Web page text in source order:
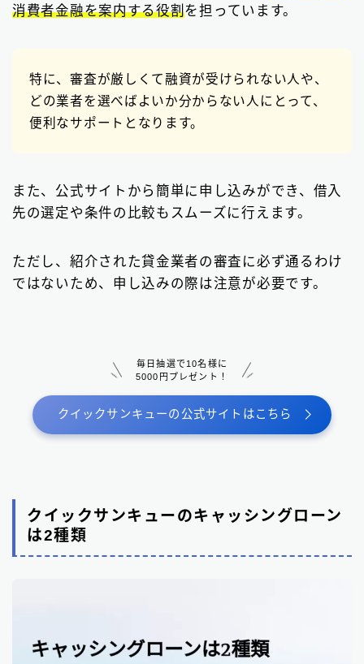
消費者金融を案内する役割を担っています。
特に、審査が厳しくて融資が受けられない人や、
どの業者を選べばよいか分からない人にとって、
便利なサポートとなります。
また、公式サイトから簡単に申し込みができ、借入
先の選定や条件の比較もスムーズに行えます。
ただし、紹介された貸金業者の審査に必ず通るわけ
ではないため、申し込みの際は注意が必要です。
毎日抽選で10名様に
5000円プレゼント！
クイックサンキューの公式サイトはこちら
クイックサンキューのキャッシングローン
は2種類